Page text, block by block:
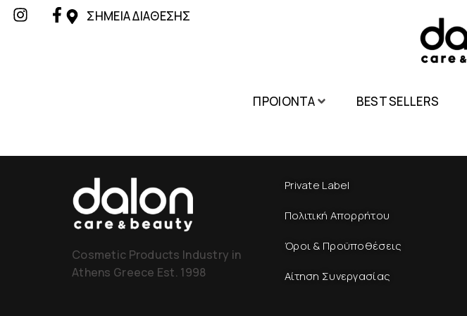
ΣΗΜΕΙΑ ΔΙΑΘΕΣΗΣ
ΠΡΟΙΟΝΤΑ BEST SELLERS
Cosmetic Products Industry in
Athens Greece Est. 1998
Private Label
Πολιτική Απορρήτου
Όροι & Προϋποθέσεις
Αίτηση Συνεργασίας